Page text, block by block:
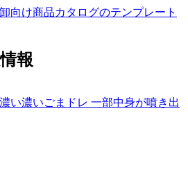
向け商品カタログのテンプレート
報
い濃いごまドレ 一部中身が噴き出